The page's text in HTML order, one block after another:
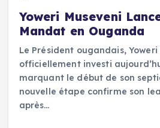
Yoweri Museveni
Mandat en Ouganda
Le Président ougandais,
officiellement investi
marquant le début de son
nouvelle étape confirme son
après…